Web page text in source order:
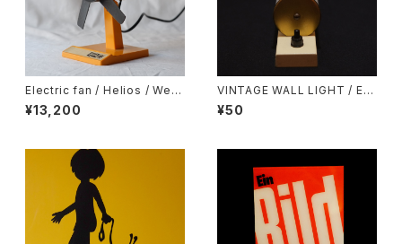
Electric fan / Helios / West
Germany
¥13,200
VINTAGE WALL LIGHT / EU
ROPE
¥50